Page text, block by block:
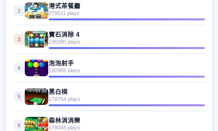
2
港式茶餐廳
279511 plays
3
寶石消除 4
196390 plays
4
泡泡射手
180985 plays
5
黑白棋
178754 plays
6
森林消消樂
178048 plays